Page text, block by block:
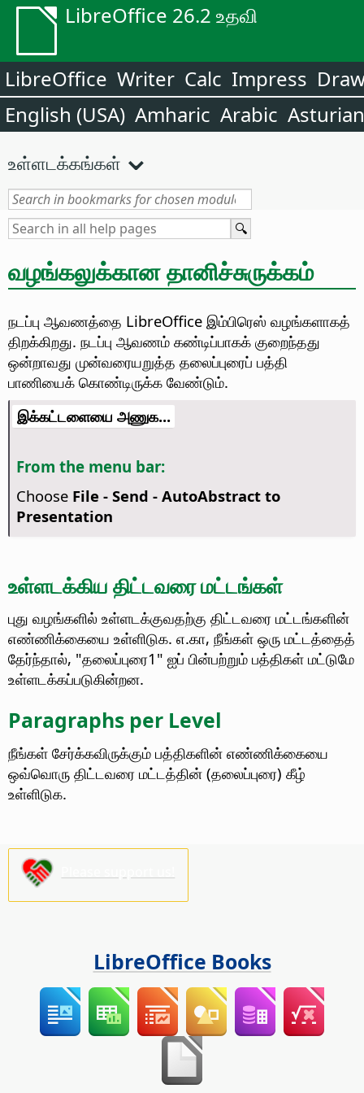
LibreOffice 26.2 உதவி
LibreOffice Writer Calc Impress
English (USA) Amharic Arabic Asturian
உள்ளடக்கங்கள்
வழங்கலுக்கான தானிச்சுருக்கம்
நடப்பு ஆவணத்தை LibreOffice இம்பிரெஸ் வழங்களாகத்
திறக்கிறது. நடப்பு ஆவணம் கண்டிப்பாகக் குறைந்தது
ஒன்றாவது முன்வரையறுத்த தலைப்புரைப் பத்தி
பாணியைக் கொண்டிருக்க வேண்டும்.
இக்கட்டளையை அணுக...
From the menu bar:
Choose File - Send - AutoAbstract to
Presentation
உள்ளடக்கிய திட்டவரை மட்டங்கள்
புது வழங்களில் உள்ளடக்குவதற்கு திட்டவரை மட்டங்களின்
எண்ணிக்கையை உள்ளிடுக. எ.கா, நீங்கள் ஒரு மட்டத்தைத்
தேர்ந்தால், "தலைப்புரை1" ஐப் பின்பற்றும் பத்திகள் மட்டுமே
உள்ளடக்கப்படுகின்றன.
Paragraphs per Level
நீங்கள் சேர்க்கவிருக்கும் பத்திகளின் எண்ணிக்கையை
ஒவ்வொரு திட்டவரை மட்டத்தின் (தலைப்புரை) கீழ்
உள்ளிடுக.
LibreOffice Books